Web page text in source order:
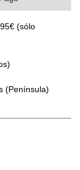
(sólo
(Península)